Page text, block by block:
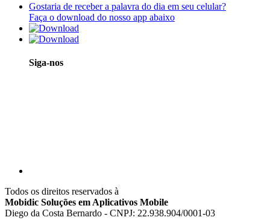
Gostaria de receber a palavra do dia em seu celular?
Faça o download do nosso app abaixo
Siga-nos
Todos os direitos reservados à
Mobidic Soluções em Aplicativos Mobile
Diego da Costa Bernardo - CNPJ: 22.938.904/0001-03